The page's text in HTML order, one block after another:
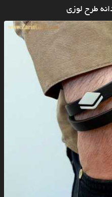
طرح لوزی